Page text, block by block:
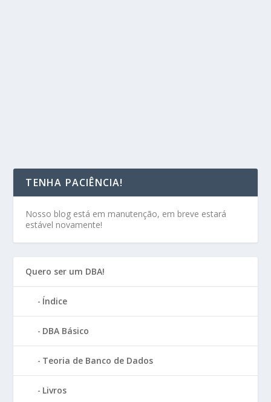
TENHA PACIÊNCIA!
Nosso blog está em manutenção, em breve estará
estável novamente!
Quero ser um DBA!
Índice
DBA Básico
Teoria de Banco de Dados
Livros